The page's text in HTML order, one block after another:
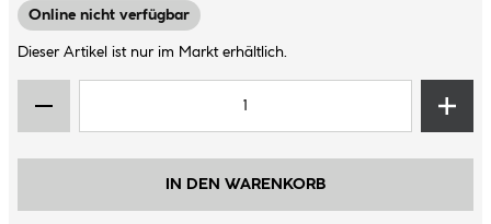
Online nicht verfügbar
Dieser Artikel ist nur im Markt erhältlich.
IN DEN WARENKORB